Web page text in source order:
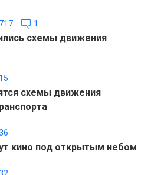
717 1
схемы движения
схемы движения
кино под открытым небом